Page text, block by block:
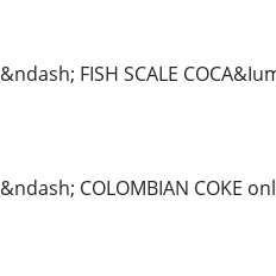
&ndash; FISH SCALE
&ndash; COLOMBIAN COKE